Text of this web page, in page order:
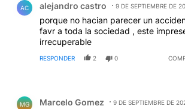
AC alejandro castro 9 DE SEPTIEMBRE DE
porque no hacian parecer un
favr a toda la sociedad , este
irrecuperable
RESPONDER 2 0
MG Marcelo Gomez 9 DE SEPTIEMBRE DE